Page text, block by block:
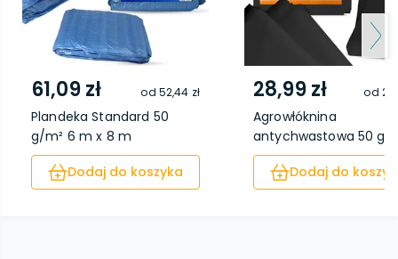
61,09 zł od 52,44 zł
Plandeka Standard 50
g/m² 6 m x 8 m
Dodaj do koszyka
28,99 zł od
Agrowłóknina
antychwastowa 50 g/
2,1 x...
Dodaj do